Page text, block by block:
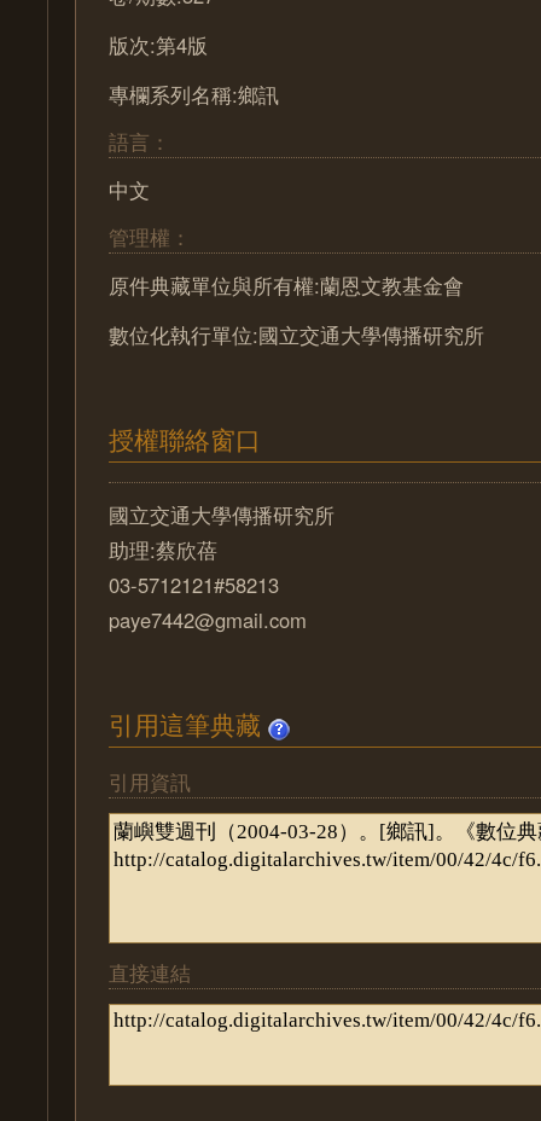
版次:第4版
專欄系列名稱:鄉訊
語言：
中文
管理權：
原件典藏單位與所有權:蘭恩文教基金會
數位化執行單位:國立交通大學傳播研究所
授權聯絡窗口
國立交通大學傳播研究所
助理:蔡欣蓓
03-5712121#58213
paye7442@gmail.com
引用這筆典藏
引用資訊
直接連結